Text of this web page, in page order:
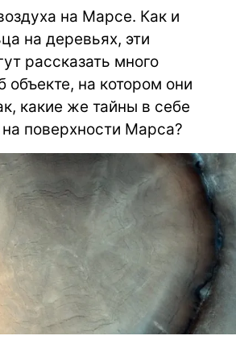
на Марсе. Как и
на деревьях, эти
рассказать много
объекте, на котором они
какие же тайны в себе
на поверхности Марса?